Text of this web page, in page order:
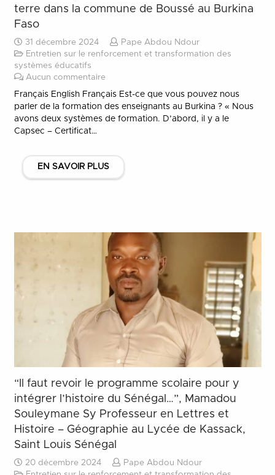
terre dans la commune de Boussé au Burkina
Faso
31 décembre 2024
Pape Abdou Ndour
Entretien sur le renforcement et transformation des
systèmes éducatifs
Aucun commentaire
Français English Français Est-ce que vous pouvez nous
parler de la formation des enseignants au Burkina ? « Nous
avons deux systèmes de formation. D’abord, il y a le
Capsec – Certificat…
EN SAVOIR PLUS
“Il faut revoir le programme scolaire pour y
intégrer l’histoire du Sénégal…”, Mamadou
Souleymane Sy Professeur en Lettres et
Histoire – Géographie au Lycée de Kassack,
Saint Louis Sénégal
20 décembre 2024
Pape Abdou Ndour